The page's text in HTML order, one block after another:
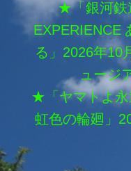
★「銀河鉄
EXPERIENCE
る」2026年10
ュージ
★「ヤマトよ永
虹色の輪廻」